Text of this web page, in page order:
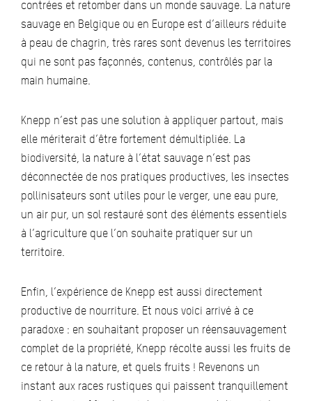
contrées et retomber dans un monde sauvage. La nature
sauvage en Belgique ou en Europe est d’ailleurs réduite
à peau de chagrin, très rares sont devenus les territoires
qui ne sont pas façonnés, contenus, contrôlés par la
main humaine.
Knepp n’est pas une solution à appliquer partout, mais
elle mériterait d’être fortement démultipliée. La
biodiversité, la nature à l’état sauvage n’est pas
déconnectée de nos pratiques productives, les insectes
pollinisateurs sont utiles pour le verger, une eau pure,
un air pur, un sol restauré sont des éléments essentiels
à l’agriculture que l’on souhaite pratiquer sur un
territoire.
Enfin, l’expérience de Knepp est aussi directement
productive de nourriture. Et nous voici arrivé à ce
paradoxe : en souhaitant proposer un réensauvagement
complet de la propriété, Knepp récolte aussi les fruits de
ce retour à la nature, et quels fruits ! Revenons un
instant aux races rustiques qui paissent tranquillement